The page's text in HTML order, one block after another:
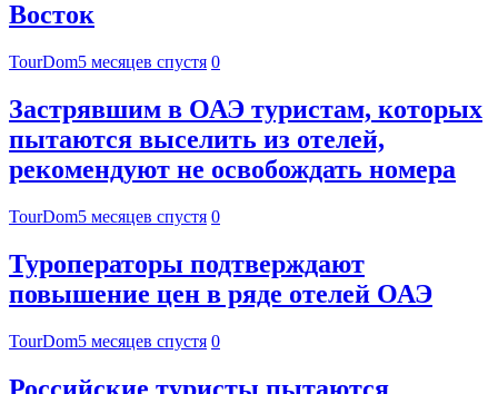
Восток
TourDom5 месяцев спустя 0
Застрявшим в ОАЭ туристам, которых
пытаются выселить из отелей,
рекомендуют не освобождать номера
TourDom5 месяцев спустя 0
Туроператоры подтверждают
повышение цен в ряде отелей ОАЭ
TourDom5 месяцев спустя 0